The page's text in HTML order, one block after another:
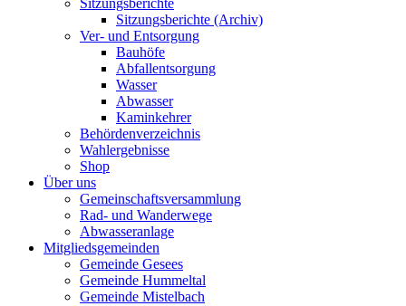
Sitzungsberichte
Sitzungsberichte (Archiv)
Ver- und Entsorgung
Bauhöfe
Abfallentsorgung
Wasser
Abwasser
Kaminkehrer
Behördenverzeichnis
Wahlergebnisse
Shop
Über uns
Gemeinschaftsversammlung
Rad- und Wanderwege
Abwasseranlage
Mitgliedsgemeinden
Gemeinde Gesees
Gemeinde Hummeltal
Gemeinde Mistelbach